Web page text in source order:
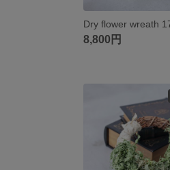
Dry flower wreath
8,800円